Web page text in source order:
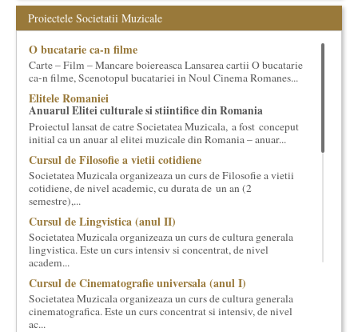
oamenii ei, pe
inceput cu muzica clasica - si de aici numele -, insa acum
dezvoltam proiecte si in alte domenii ale culturii.
Facem management cultural, dezvoltam si administram proiecte
proprii sau preluate, modele si sisteme de finantare, marketing
cultural si consultanta. Organizam concursuri, concerte si
evenimente culturale, private sau publice, tinem cursuri de
cultura generala muzicala, teatrala, filosofica si de alte feluri.
Cuvinte in plus despre proiect, despre cei care il administreaza si
cei care il finantateaza sunt in rubricile de mai jos.
Proiectele Societatii Muzicale
O bucatarie ca-n filme
Carte – Film – Mancare boiereasca Lansarea cartii O bucatarie
ca-n filme, Scenotopul bucatariei in Noul Cinema Romanes...
Elitele Romaniei
Anuarul Elitei culturale si stiintifice din Romania
Proiectul lansat de catre Societatea Muzicala, a fost conceput
initial ca un anuar al elitei muzicale din Romania – anuar...
Cursul de Filosofie a vietii cotidiene
Societatea Muzicala organizeaza un curs de Filosofie a vietii
cotidiene, de nivel academic, cu durata de un an (2
semestre),...
Cursul de Lingvistica (anul II)
Societatea Muzicala organizeaza un curs de cultura generala
lingvistica. Este un curs intensiv si concentrat, de nivel
academ...
Cursul de Cinematografie universala (anul I)
Societatea Muzicala organizeaza un curs de cultura generala
cinematografica. Este un curs concentrat si intensiv, de nivel
ac...